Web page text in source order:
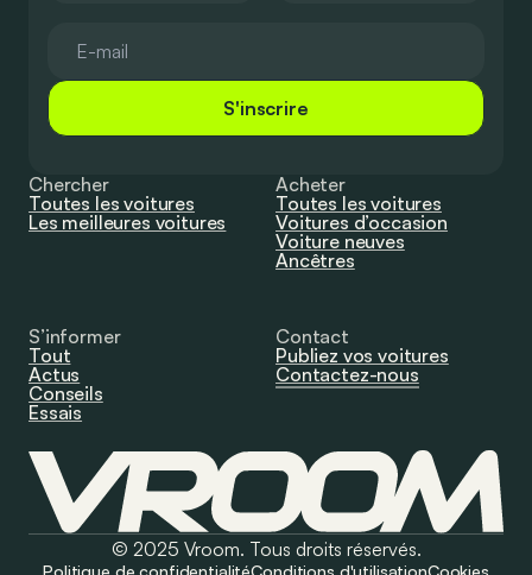
S'inscrire
Chercher
Toutes les voitures
Les meilleures voitures
Acheter
Toutes les voitures
Voitures d’occasion
Voiture neuves
Ancêtres
S’informer
Tout
Actus
Conseils
Essais
Contact
Publiez vos voitures
Contactez-nous
© 2025 Vroom. Tous droits réservés.
Politique de confidentialitéConditions d'utilisationCookies